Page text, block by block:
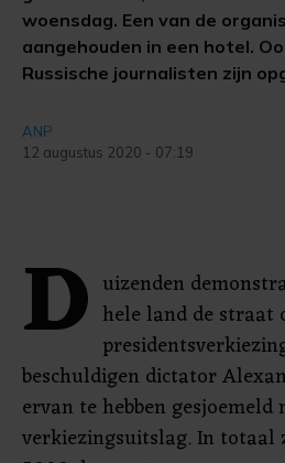
woensdag. Een van de
aangehouden in een hotel.
Russische journalisten zijn
ANP
12 augustus 2020 - 07:19
D uizenden
hele land de straat
beschuldigen dictator
ervan te hebben gesjoemeld
verkiezingsuitslag. In totaal